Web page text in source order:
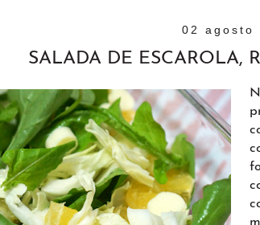
02 agosto
SALADA DE ESCAROLA,